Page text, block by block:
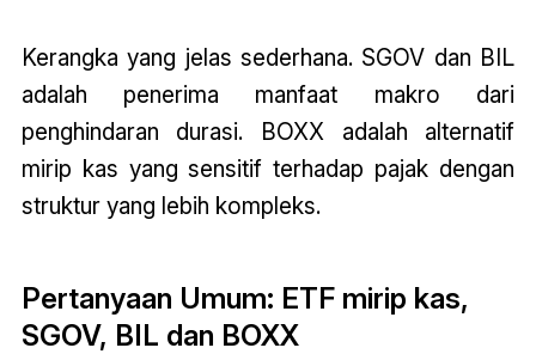
Kerangka yang jelas sederhana. SGOV dan BIL
adalah penerima manfaat makro dari
penghindaran durasi. BOXX adalah alternatif
mirip kas yang sensitif terhadap pajak dengan
struktur yang lebih kompleks.
Pertanyaan Umum: ETF mirip kas,
SGOV, BIL dan BOXX